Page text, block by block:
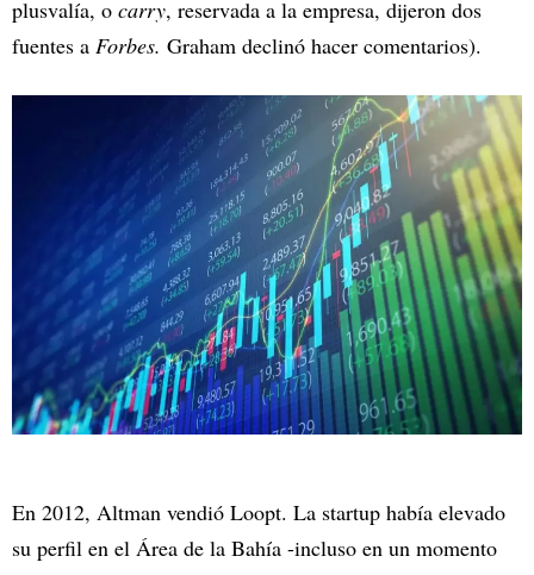
plusvalía, o carry, reservada a la empresa, dijeron dos
fuentes a Forbes. Graham declinó hacer comentarios).
En 2012, Altman vendió Loopt. La startup había elevado
su perfil en el Área de la Bahía -incluso en un momento